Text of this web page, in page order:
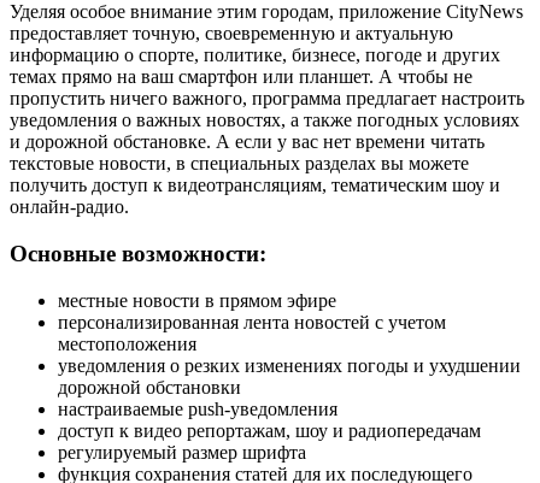
Уделяя особое внимание этим городам, приложение CityNews
предоставляет точную, своевременную и актуальную
информацию о спорте, политике, бизнесе, погоде и других
темах прямо на ваш смартфон или планшет. А чтобы не
пропустить ничего важного, программа предлагает настроить
уведомления о важных новостях, а также погодных условиях
и дорожной обстановке. А если у вас нет времени читать
текстовые новости, в специальных разделах вы можете
получить доступ к видеотрансляциям, тематическим шоу и
онлайн-радио.
Основные возможности:
местные новости в прямом эфире
персонализированная лента новостей с учетом
местоположения
уведомления о резких изменениях погоды и ухудшении
дорожной обстановки
настраиваемые push-уведомления
доступ к видео репортажам, шоу и радиопередачам
регулируемый размер шрифта
функция сохранения статей для их последующего